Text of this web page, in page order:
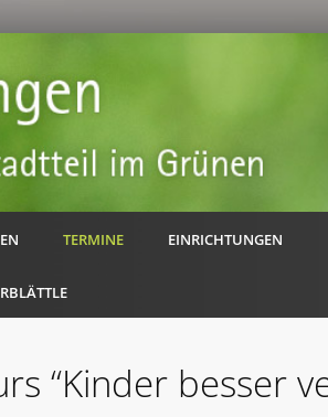
TERMINE EINRICHTUNGEN
“Kinder besser